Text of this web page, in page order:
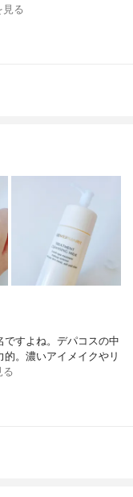
見る
ですよね。デパコスの中
。濃いアイメイクやリ
る